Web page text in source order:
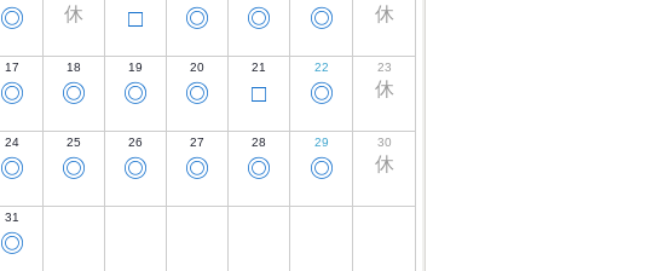
◎ 休 □ ◎ ◎ ◎ 休
17
◎
18
◎
19
◎
20
◎
21
□
22
◎
23
休
24
◎
25
◎
26
◎
27
◎
28
◎
29
◎
30
休
31
◎